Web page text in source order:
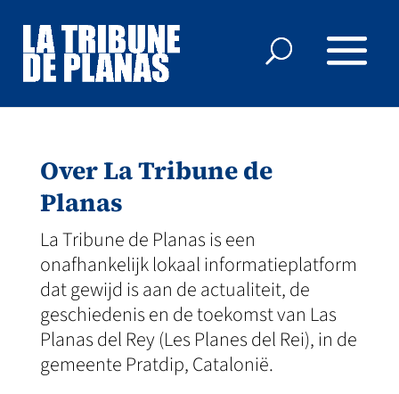
Over La Tribune de
Planas
La Tribune de Planas is een
onafhankelijk lokaal informatieplatform
dat gewijd is aan de actualiteit, de
geschiedenis en de toekomst van Las
Planas del Rey (Les Planes del Rei), in de
gemeente Pratdip, Catalonië.